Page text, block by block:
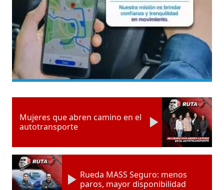
Mujeres que abren camino en el
autotransporte
Rueda MASS Seguro: menos
paros, mayor disponibilidad